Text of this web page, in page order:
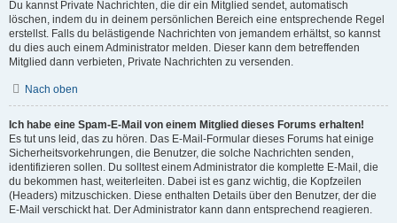
Du kannst Private Nachrichten, die dir ein Mitglied sendet, automatisch
löschen, indem du in deinem persönlichen Bereich eine entsprechende Regel
erstellst. Falls du belästigende Nachrichten von jemandem erhältst, so kannst
du dies auch einem Administrator melden. Dieser kann dem betreffenden
Mitglied dann verbieten, Private Nachrichten zu versenden.
Nach oben
Ich habe eine Spam-E-Mail von einem Mitglied dieses Forums erhalten!
Es tut uns leid, das zu hören. Das E-Mail-Formular dieses Forums hat einige
Sicherheitsvorkehrungen, die Benutzer, die solche Nachrichten senden,
identifizieren sollen. Du solltest einem Administrator die komplette E-Mail, die
du bekommen hast, weiterleiten. Dabei ist es ganz wichtig, die Kopfzeilen
(Headers) mitzuschicken. Diese enthalten Details über den Benutzer, der die
E-Mail verschickt hat. Der Administrator kann dann entsprechend reagieren.